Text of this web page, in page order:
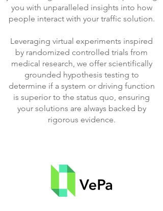
you with unparalleled insights into how
people interact with your traffic solution.
Leveraging virtual experiments inspired
by randomized controlled trials from
medical research, we offer scientifically
grounded hypothesis testing to
determine if a system or driving function
is superior to the status quo, ensuring
your solutions are always backed by
rigorous evidence.